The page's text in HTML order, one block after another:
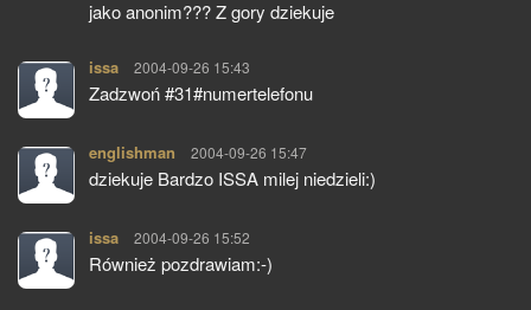
jako anonim??? Z gory dziekuje
issa pisze:
2004-09-26 15:43
Zadzwoń #31#numertelefonu
englishman pisze:
2004-09-26 15:47
dziekuje Bardzo ISSA milej niedzieli:)
issa pisze:
2004-09-26 15:52
Również pozdrawiam:-)